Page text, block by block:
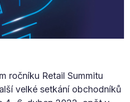
ročníku Retail Summitu
velké setkání obchodníků